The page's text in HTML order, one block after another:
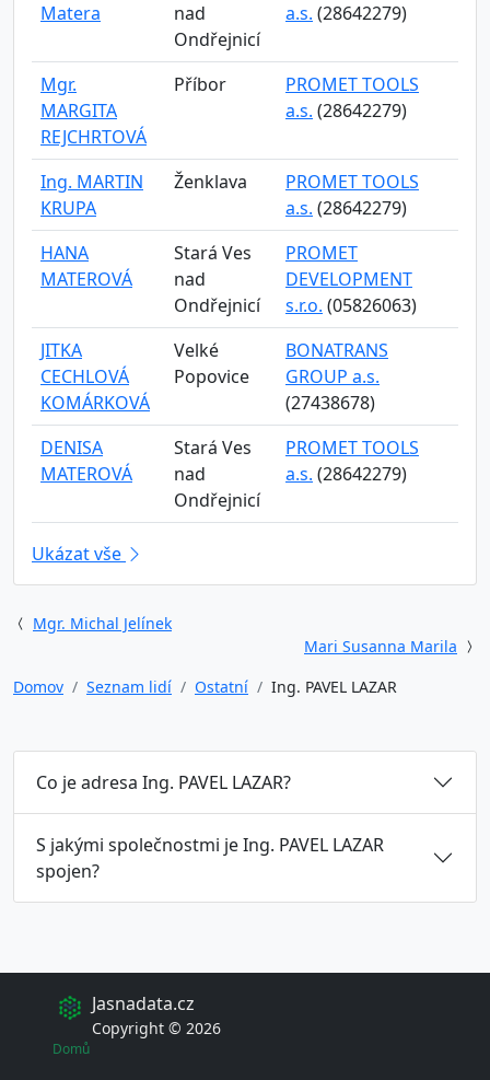
Matera
nad
Ondřejnicí
a.s. (28642279)
Mgr.
MARGITA
REJCHRTOVÁ
Příbor
PROMET TOOLS
a.s. (28642279)
Ing. MARTIN
KRUPA
Ženklava
PROMET TOOLS
a.s. (28642279)
HANA
MATEROVÁ
Stará Ves
nad
Ondřejnicí
PROMET
DEVELOPMENT
s.r.o. (05826063)
JITKA
CECHLOVÁ
KOMÁRKOVÁ
Velké
Popovice
BONATRANS
GROUP a.s.
(27438678)
DENISA
MATEROVÁ
Stará Ves
nad
Ondřejnicí
PROMET TOOLS
a.s. (28642279)
Ukázat vše
Mgr. Michal Jelínek
Mari Susanna Marila
Domov
Seznam lidí Ostatní Ing. PAVEL LAZAR
Co je adresa Ing. PAVEL LAZAR?
S jakými společnostmi je Ing. PAVEL LAZAR
spojen?
Jasnadata.cz
Copyright © 2026
Domů